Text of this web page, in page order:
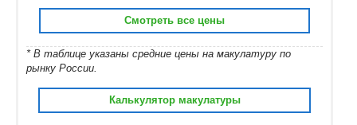
Смотреть все цены
* В таблице указаны средние цены на макулатуру по
рынку России.
Калькулятор макулатуры